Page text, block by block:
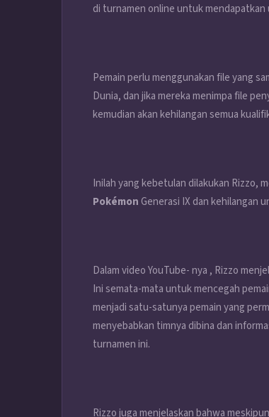
di turnamen online untuk mendapatkan
Pemain perlu menggunakan file yang
Dunia, dan jika mereka menimpa file
kemudian akan kehilangan semua
Inilah yang kebetulan dilakukan Rizzo,
PokémonGenerasi IX dan kehilangan
Dalam video YouTube- nya , Rizzo
Ini semata-mata untuk mencegah
menjadi satu-satunya pemain yang
menyebabkan timnya dibina dan
turnamen ini.
Rizzo juga menjelaskan bahwa